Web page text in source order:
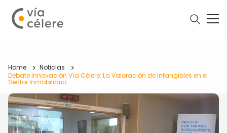
Home
Noticias
Debate Innovación Vía Célere: La Valoración de Intangibles en el
Sector Inmobiliario